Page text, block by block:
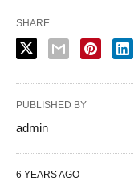
SHARE
PUBLISHED BY
admin
6 YEARS AGO